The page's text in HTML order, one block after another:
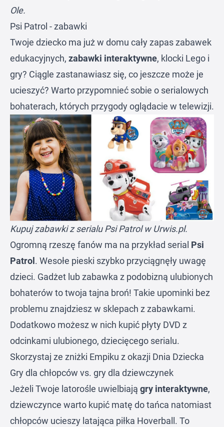
Ole.
Psi Patrol - zabawki
Twoje dziecko ma już w domu cały zapas zabawek
edukacyjnych, zabawki interaktywne, klocki Lego i
gry? Ciągle zastanawiasz się, co jeszcze może je
ucieszyć? Warto przypomnieć sobie o serialowych
bohaterach, których przygody oglądacie w telewizji.
Kupuj zabawki z serialu Psi Patrol w Urwis.pl.
Ogromną rzeszę fanów ma na przykład serial Psi
Patrol . Wesołe pieski szybko przyciągnęły uwagę
dzieci. Gadżet lub zabawka z podobizną ulubionych
bohaterów to twoja tajna broń! Takie upominki bez
problemu znajdziesz w sklepach z zabawkami.
Dodatkowo możesz w nich kupić płyty DVD z
odcinkami ulubionego, dziecięcego serialu.
Skorzystaj ze zniżki Empiku z okazji Dnia Dziecka
Gry dla chłopców vs. gry dla dziewczynek
Jeżeli Twoje latorośle uwielbiają gry interaktywne,
dziewczynce warto kupić matę do tańca natomiast
chłopców ucieszy latająca piłka Hoverball. To